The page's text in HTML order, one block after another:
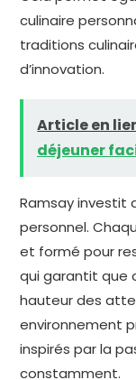
culinaire
traditions
d’innovation.
Article en
déjeuner
Ramsay investit
personnel.
et formé pour
qui garantit que
hauteur des
environnement
inspirés par la
constamment.